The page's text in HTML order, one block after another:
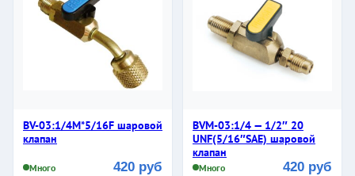
BV-03:1/4M*5/16F шаровой
клапан
Много 420 руб
BVM-03:1/4 — 1/2″ 20
UNF(5/16″SAE) шаровой
клапан
Много 420 руб